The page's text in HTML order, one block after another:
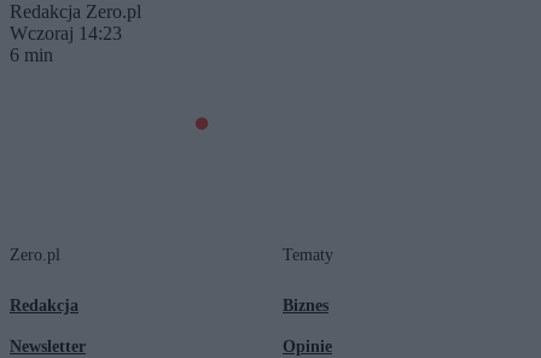
Redakcja Zero.pl
Wczoraj 14:23
6 min
Zero.pl
Redakcja
Newsletter
Tematy
Biznes
Opinie